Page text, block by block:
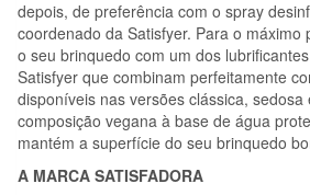
depois, de preferência com o spray
coordenado da Satisfyer. Para o máximo
o seu brinquedo com um dos
Satisfyer que combinam perfeitamente
disponíveis nas versões clássica, sedosa
composição vegana à base de água
mantém a superfície do seu brinquedo
A MARCA SATISFADORA